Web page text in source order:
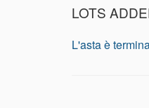
LOTS
L'asta è